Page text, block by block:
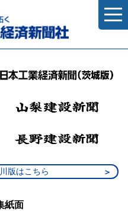
版はこちら
紙面